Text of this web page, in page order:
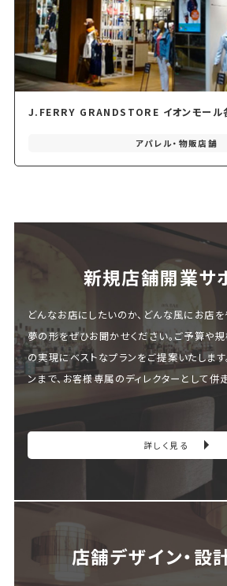
J.FERRY GRANDSTORE イオンモール
アパレル・物販店舗
新規店舗開業サ
どんなお店にしたいのか、どんな風にお店を
夢の形をぜひお聞かせください。ご予算や
の実現にベストなプランをご提案いたしま
ンまで、お客様専属のディレクターとして併
詳しく見る
店舗デザイン・設